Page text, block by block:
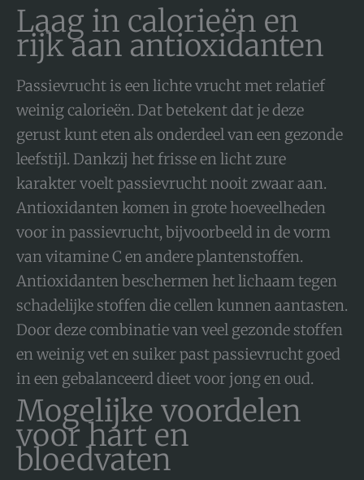
Laag in calorieën en
rijk aan antioxidanten
Passievrucht is een lichte vrucht met relatief
weinig calorieën. Dat betekent dat je deze
gerust kunt eten als onderdeel van een gezonde
leefstijl. Dankzij het frisse en licht zure
karakter voelt passievrucht nooit zwaar aan.
Antioxidanten komen in grote hoeveelheden
voor in passievrucht, bijvoorbeeld in de vorm
van vitamine C en andere plantenstoffen.
Antioxidanten beschermen het lichaam tegen
schadelijke stoffen die cellen kunnen aantasten.
Door deze combinatie van veel gezonde stoffen
en weinig vet en suiker past passievrucht goed
in een gebalanceerd dieet voor jong en oud.
Mogelijke voordelen
voor hart en
bloedvaten